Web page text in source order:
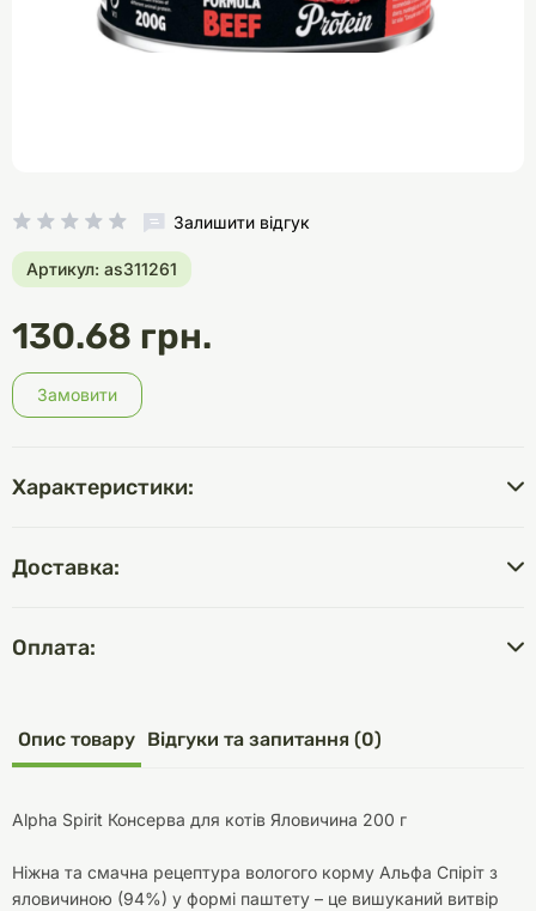
Залишити відгук
Артикул: as311261
130.68 грн.
Замовити
Характеристики:
Доставка:
Оплата:
Опис товару Відгуки та запитання (0)
Alpha Spirit Консерва для котів Яловичина 200 г
Ніжна та смачна рецептура вологого корму Альфа Спіріт з
яловичиною (94%) у формі паштету – це вишуканий витвір